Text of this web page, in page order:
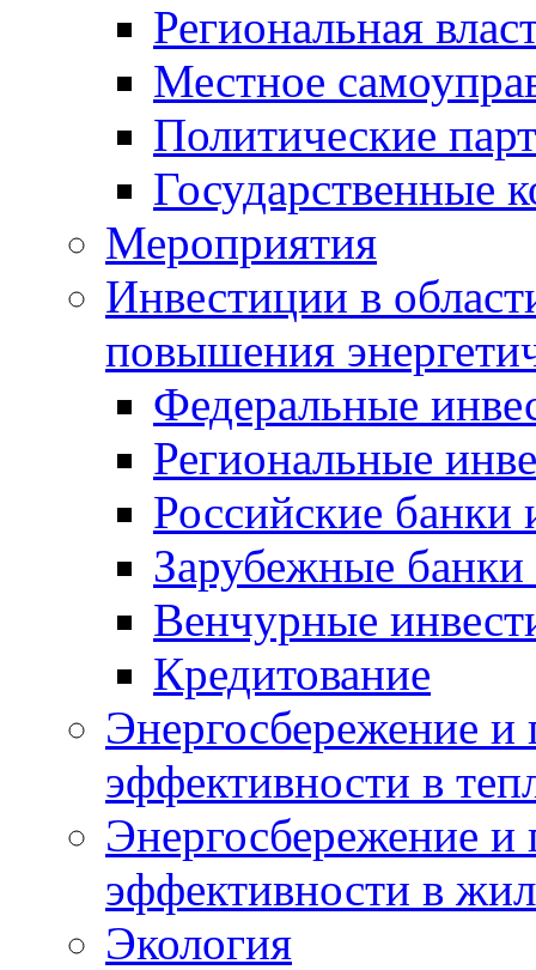
Региональная
Местное
Политические
Государственные
Мероприятия
Инвестиции в
повышения
Федеральные
Региональные
Российские
Зарубежные
Венчурные
Кредитование
Энергосбережение и
эффективности в
Энергосбережение и
эффективности в
Экология